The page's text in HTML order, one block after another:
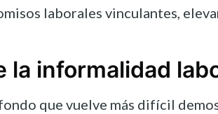
laborales vinculantes,
la informalidad
que vuelve más difícil